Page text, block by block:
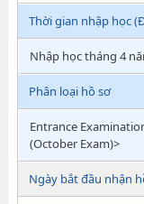
Thời gian nhập học
Nhập học tháng 4
Phân loại hồ sơ
Entrance
(October Exam)>
Ngày bắt đầu nhận